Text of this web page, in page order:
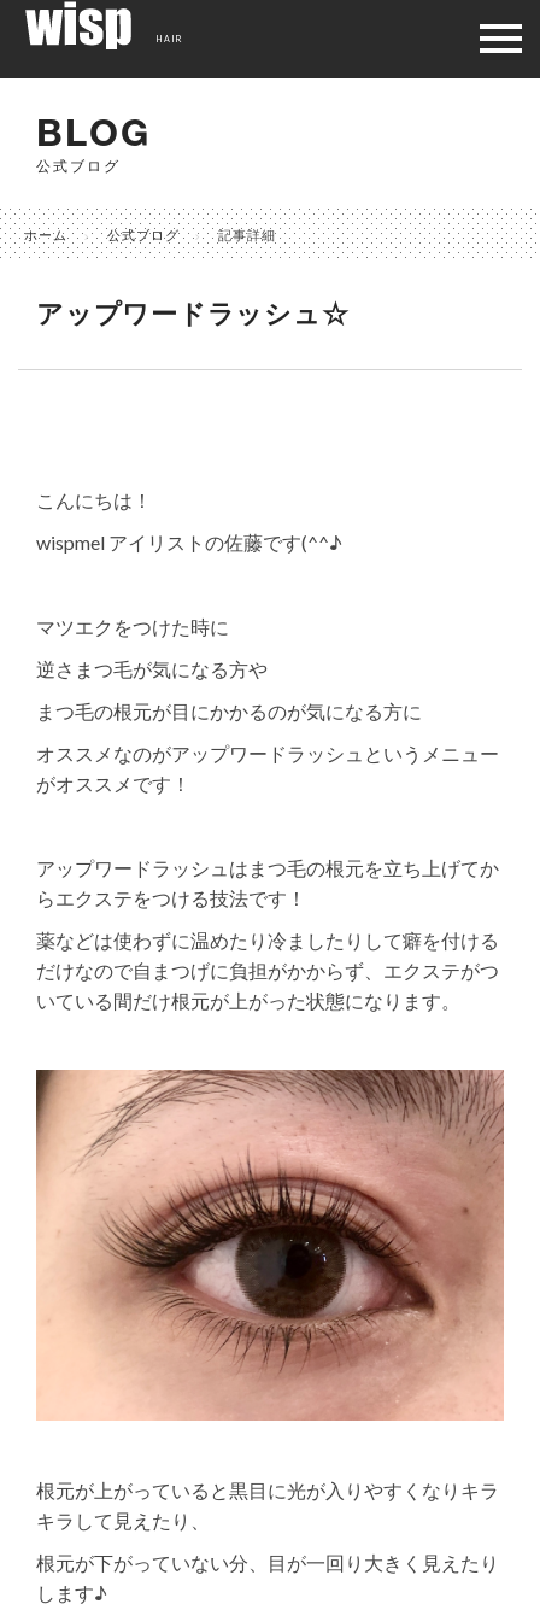
BLOG
公式ブログ
ホーム 公式ブログ 記事詳細
アップワードラッシュ☆
こんにちは！
wispmel アイリストの佐藤です(^^♪
マツエクをつけた時に
逆さまつ毛が気になる方や
まつ毛の根元が目にかかるのが気になる方に
オススメなのがアップワードラッシュというメニュー
がオススメです！
アップワードラッシュはまつ毛の根元を立ち上げてか
らエクステをつける技法です！
薬などは使わずに温めたり冷ましたりして癖を付ける
だけなので自まつげに負担がかからず、エクステがつ
いている間だけ根元が上がった状態になります。
根元が上がっていると黒目に光が入りやすくなりキラ
キラして見えたり、
根元が下がっていない分、目が一回り大きく見えたり
します♪
HAIR